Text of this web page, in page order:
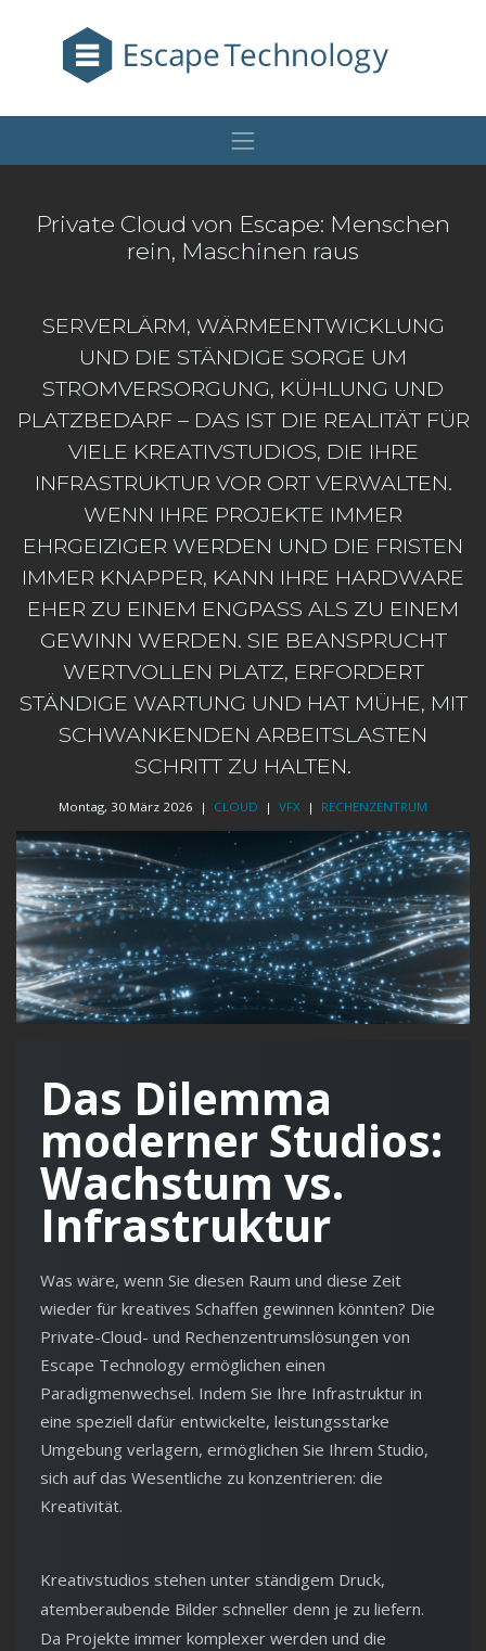
Private Cloud von Escape: Menschen
rein, Maschinen raus
SERVERLÄRM, WÄRMEENTWICKLUNG
UND DIE STÄNDIGE SORGE UM
STROMVERSORGUNG, KÜHLUNG UND
PLATZBEDARF – DAS IST DIE REALITÄT FÜR
VIELE KREATIVSTUDIOS, DIE IHRE
INFRASTRUKTUR VOR ORT VERWALTEN.
WENN IHRE PROJEKTE IMMER
EHRGEIZIGER WERDEN UND DIE FRISTEN
IMMER KNAPPER, KANN IHRE HARDWARE
EHER ZU EINEM ENGPASS ALS ZU EINEM
GEWINN WERDEN. SIE BEANSPRUCHT
WERTVOLLEN PLATZ, ERFORDERT
STÄNDIGE WARTUNG UND HAT MÜHE, MIT
SCHWANKENDEN ARBEITSLASTEN
SCHRITT ZU HALTEN.
Montag, 30 März 2026 | CLOUD | VFX | RECHENZENTRUM
Das Dilemma
moderner Studios:
Wachstum vs.
Infrastruktur
Was wäre, wenn Sie diesen Raum und diese Zeit
wieder für kreatives Schaffen gewinnen könnten? Die
Private-Cloud- und Rechenzentrumslösungen von
Escape Technology ermöglichen einen
Paradigmenwechsel. Indem Sie Ihre Infrastruktur in
eine speziell dafür entwickelte, leistungsstarke
Umgebung verlagern, ermöglichen Sie Ihrem Studio,
sich auf das Wesentliche zu konzentrieren: die
Kreativität.
Kreativstudios stehen unter ständigem Druck,
atemberaubende Bilder schneller denn je zu liefern.
Da Projekte immer komplexer werden und die